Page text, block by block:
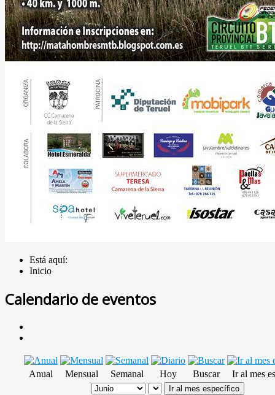
Está aquí:
Inicio
Calendario de eventos
Anual Mensual Semanal Hoy Buscar Ir al mes
Ir al mes específico